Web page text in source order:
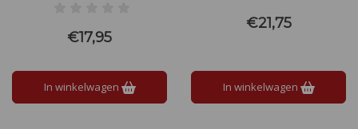
met duidelijk tonen van zoetig
fruit als lychee en zeste van
€17,95
In winkelwagen
een laag alcoholgehalte, een
soepel en goed geïntegreerd
€21,75
In winkelwagen